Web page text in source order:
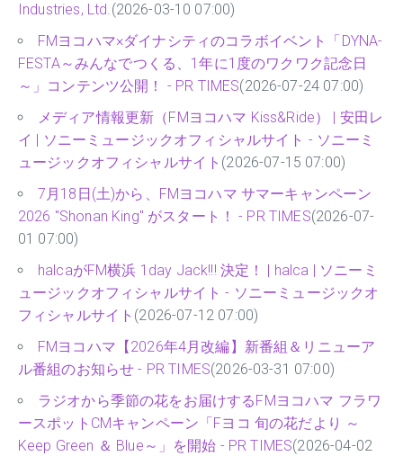
Industries, Ltd.(2026-03-10 07:00)
FMヨコハマ×ダイナシティのコラボイベント「DYNA-
FESTA～みんなでつくる、1年に1度のワクワク記念日
～」コンテンツ公開！ - PR TIMES(2026-07-24 07:00)
メディア情報更新（FMヨコハマ Kiss&Ride） | 安田レ
イ | ソニーミュージックオフィシャルサイト - ソニーミ
ュージックオフィシャルサイト (2026-07-15 07:00)
7月18日(土)から、FMヨコハマ サマーキャンペーン
2026 "Shonan King" がスタート！ - PR TIMES(2026-07-
01 07:00)
halcaがFM横浜 1day Jack!!! 決定！ | halca | ソニーミ
ュージックオフィシャルサイト - ソニーミュージックオ
フィシャルサイト (2026-07-12 07:00)
FMヨコハマ【2026年4月改編】新番組＆リニューア
ル番組のお知らせ - PR TIMES(2026-03-31 07:00)
ラジオから季節の花をお届けするFMヨコハマ フラワ
ースポットCMキャンペーン「Fヨコ 旬の花だより ～
Keep Green ＆ Blue～」を開始 - PR TIMES(2026-04-02